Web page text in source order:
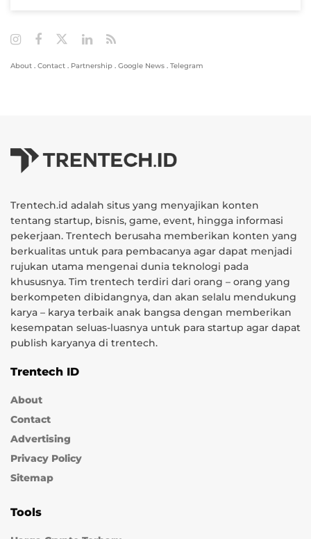
About . Contact . Partnership . Google News . Telegram
Trentech.id adalah situs yang menyajikan konten
tentang startup, bisnis, game, event, hingga informasi
pekerjaan. Trentech berusaha memberikan konten yang
berkualitas untuk para pembacanya agar dapat menjadi
rujukan utama mengenai dunia teknologi pada
khususnya. Tim trentech terdiri dari orang – orang yang
berkompeten dibidangnya, dan akan selalu mendukung
karya – karya terbaik anak bangsa dengan memberikan
kesempatan seluas-luasnya untuk para startup agar dapat
publish karyanya di trentech.
Trentech ID
About
Contact
Advertising
Privacy Policy
Sitemap
Tools